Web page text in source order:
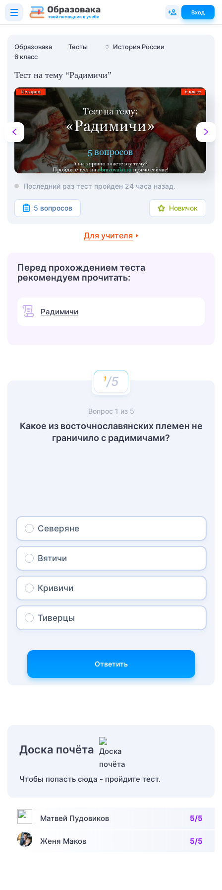
Образовака Тесты 🏺
История России
6 класс
Тест на тему “Радимичи”
Последний раз тест пройден 24 часа назад.
5 вопросов Новичок
Для учителя
Перед прохождением теста
рекомендуем прочитать:
Радимичи
/5
Вопрос 1 из 5
Какое из восточнославянских племен не
граничило с радимичами?
Северяне
Вятичи
Кривичи
Тиверцы
Ответить
Доска почёта
Чтобы попасть сюда - пройдите тест.
Матвей Пудовиков 5/5
Женя Маков 5/5
Вход